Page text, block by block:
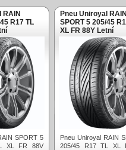
RAIN
R17 TL
SPORT 5
XL FR 88V
Pneu Uniroyal
SPORT 5 205/45
XL FR 88Y Letní
Pneu Uniroyal RAIN
205/45 R17 TL XL